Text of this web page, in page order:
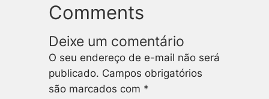
Comments
Deixe um comentário
O seu endereço de e-mail não será
publicado. Campos obrigatórios
são marcados com *